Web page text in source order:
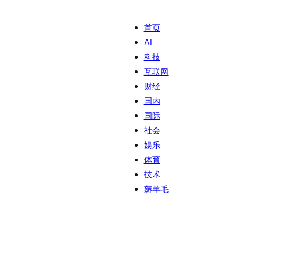
首页
AI
科技
互联网
财经
国内
国际
社会
娱乐
体育
技术
薅羊毛